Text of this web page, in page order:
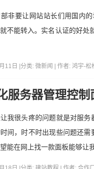
非要让网站站长们用国内
不能转入。实名认证的好处
11日 | 分类: 微新闻 | 作者: 鸿宇-松
服务器管理控
我很头疼的问题就是对服
间，时不时出现些问题还
能在网上找一款面板能够让